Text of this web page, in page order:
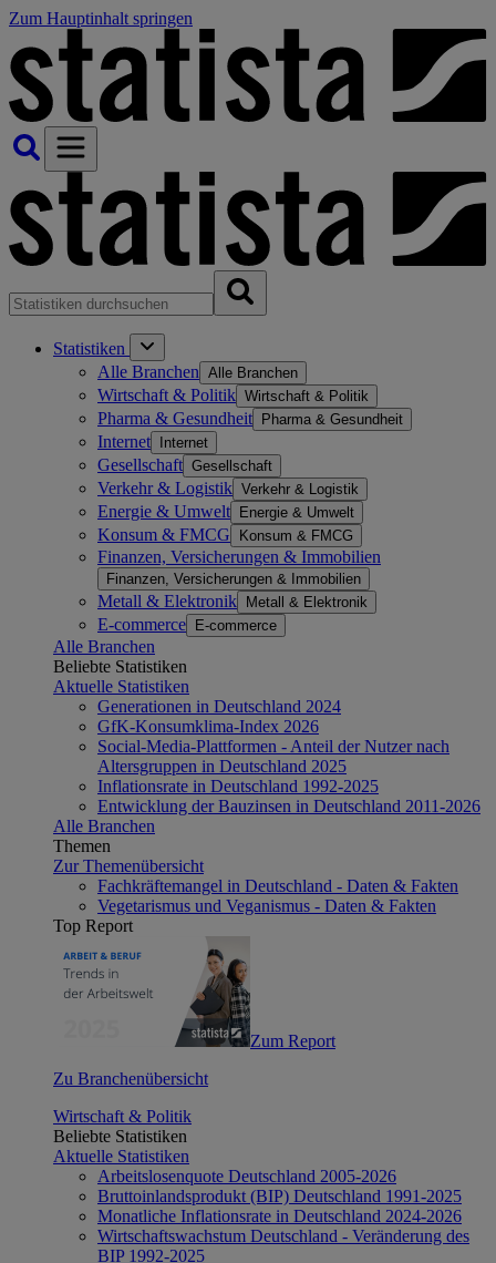
Zum Hauptinhalt springen
Statistiken
Alle Branchen Alle Branchen
Wirtschaft & Politik Wirtschaft & Politik
Pharma & Gesundheit Pharma & Gesundheit
Internet Internet
Gesellschaft Gesellschaft
Verkehr & Logistik Verkehr & Logistik
Energie & Umwelt Energie & Umwelt
Konsum & FMCG Konsum & FMCG
Finanzen, Versicherungen & Immobilien
Finanzen, Versicherungen & Immobilien
Metall & Elektronik Metall & Elektronik
E-commerce E-commerce
Alle Branchen
Beliebte Statistiken
Aktuelle Statistiken
Generationen in Deutschland 2024
GfK-Konsumklima-Index 2026
Social-Media-Plattformen - Anteil der Nutzer nach
Altersgruppen in Deutschland 2025
Inflationsrate in Deutschland 1992-2025
Entwicklung der Bauzinsen in Deutschland 2011-2026
Alle Branchen
Themen
Zur Themenübersicht
Fachkräftemangel in Deutschland - Daten & Fakten
Vegetarismus und Veganismus - Daten & Fakten
Top Report
Zum Report
Zu Branchenübersicht
Wirtschaft & Politik
Beliebte Statistiken
Aktuelle Statistiken
Arbeitslosenquote Deutschland 2005-2026
Bruttoinlandsprodukt (BIP) Deutschland 1991-2025
Monatliche Inflationsrate in Deutschland 2024-2026
Wirtschaftswachstum Deutschland - Veränderung des
BIP 1992-2025